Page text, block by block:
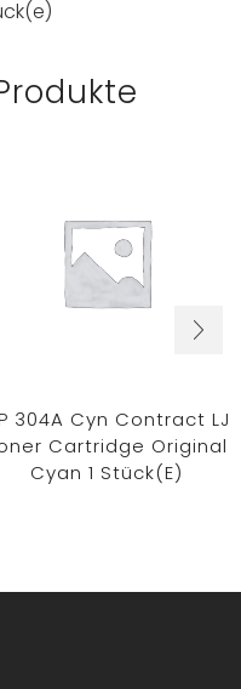
304A Cyn Contract LJ
Cartridge Original
Cyan 1 Stück(e)